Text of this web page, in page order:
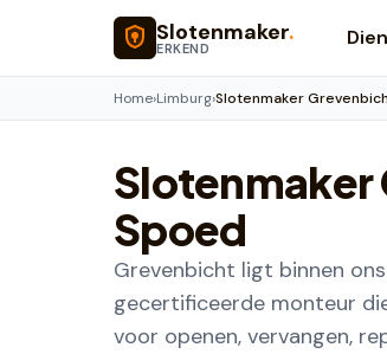
Naar hoofdinhoud
Slotenmaker.
ERKEND
Home›Limburg›Slotenmaker
Slotenmaker
Spoed
Grevenbicht ligt binnen
gecertificeerde monteur
voor openen, vervangen,